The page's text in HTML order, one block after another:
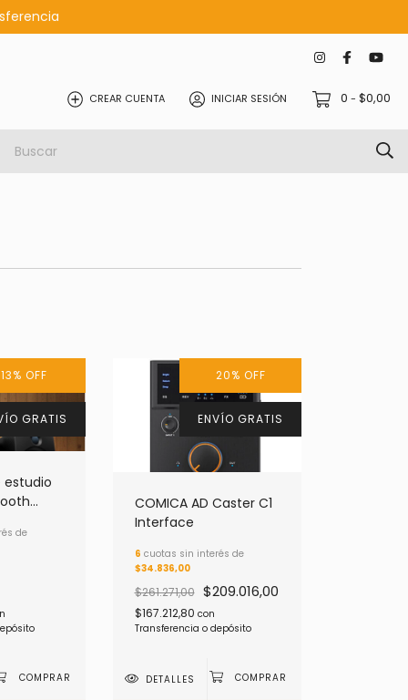
CREAR CUENTA INICIAR SESIÓN 0 - $0,00
13% OFF
GRATIS
estudio
de
20% OFF
ENVÍO GRATIS
COMICA AD Caster C1
Interface
6 cuotas sin interés de
$34.836,00
$261.271,00 $209.016,00
$167.212,80 con
Transferencia o depósito
DETALLES